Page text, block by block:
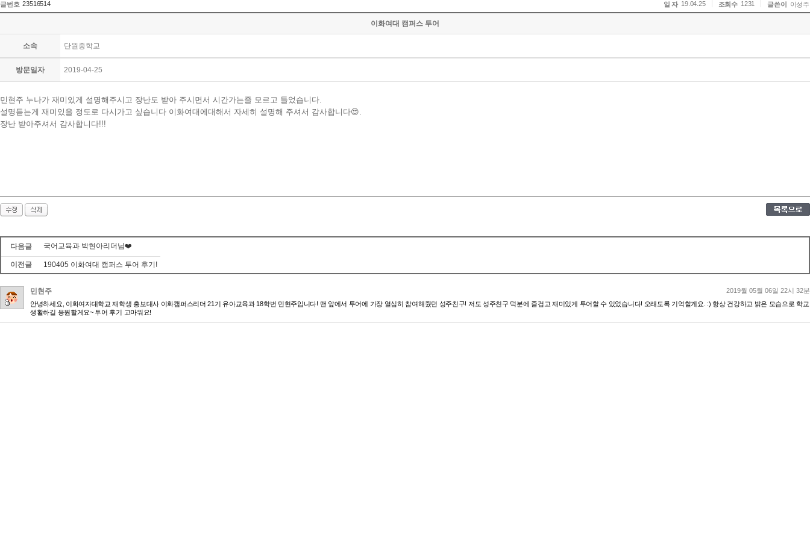
글번호 23516514 일 자 19.04.25 조회수 1231 글쓴이 이성주
이화여대 캠퍼스 투어
소속 단원중학교
방문일자 2019-04-25
민현주 누나가 재미있게 설명해주시고 장난도 받아 주시면서 시간가는줄 모르고 들었습니다.
설명듣는게 재미있을 정도로 다시가고 싶습니다 이화여대에대해서 자세히 설명해 주셔서 감사합니다😍.
장난 받아주셔서 감사합니다!!!
다음글 국어교육과 박현아리더님❤️
이전글 190405 이화여대 캠퍼스 투어 후기!
민현주
2019월 05월 06일 22시 32분
안녕하세요, 이화여자대학교 재학생 홍보대사 이화캠퍼스리더 21기 유아교육과 18학번 민현주입니다! 맨 앞에서 투어에 가장 열심히 참여해줬던 성주친구! 저도 성주친구 덕분에 즐겁고 재미있게 투어할 수 있었습니다! 오래도록 기억할게요. :) 항상 건강하고 밝은 모습으로 학교
생활하길 응원할게요~ 투어 후기 고마워요!